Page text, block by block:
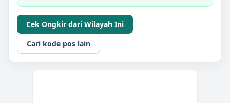
Cek Ongkir dari Wilayah Ini
Cari kode pos lain